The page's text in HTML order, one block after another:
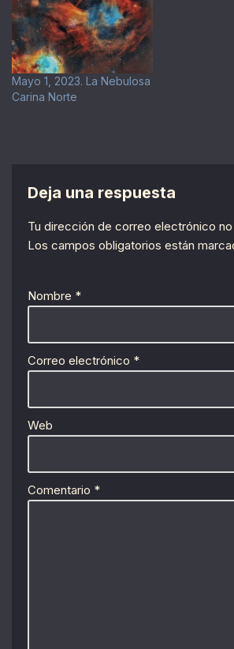
Mayo 1, 2023. La Nebulosa
Carina Norte
Deja una respuesta
Tu dirección de correo electrónico
Los campos obligatorios están
Nombre *
Correo electrónico *
Web
Comentario *